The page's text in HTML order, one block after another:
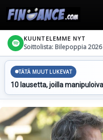
KUUNTELEMME NYT
Soittolista: Bilepoppia
TÄTÄ MUUT LUKEVAT
10 lausetta, joilla